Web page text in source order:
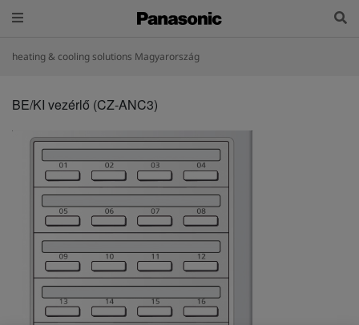
heating & cooling solutions Magyarország
BE/KI vezérlő (CZ-ANC3)